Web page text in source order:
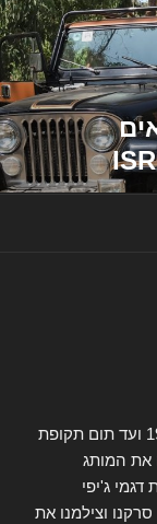
משנת 1970 ועד תום תקופת
את המותג
דגמי ג'יפי
וצילמנו את